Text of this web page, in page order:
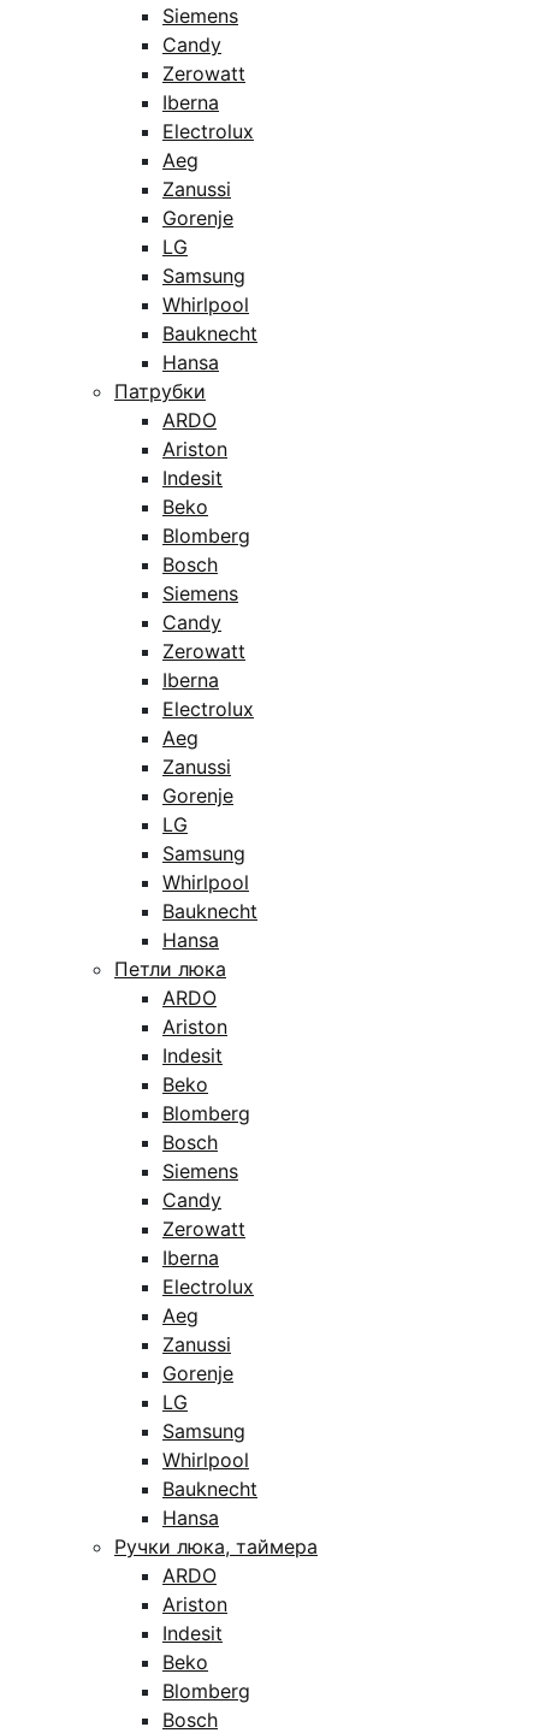
Siemens
Candy
Zerowatt
Iberna
Electrolux
Aeg
Zanussi
Gorenje
LG
Samsung
Whirlpool
Bauknecht
Hansa
Патрубки
ARDO
Ariston
Indesit
Beko
Blomberg
Bosch
Siemens
Candy
Zerowatt
Iberna
Electrolux
Aeg
Zanussi
Gorenje
LG
Samsung
Whirlpool
Bauknecht
Hansa
Петли люка
ARDO
Ariston
Indesit
Beko
Blomberg
Bosch
Siemens
Candy
Zerowatt
Iberna
Electrolux
Aeg
Zanussi
Gorenje
LG
Samsung
Whirlpool
Bauknecht
Hansa
Ручки люка, таймера
ARDO
Ariston
Indesit
Beko
Blomberg
Bosch